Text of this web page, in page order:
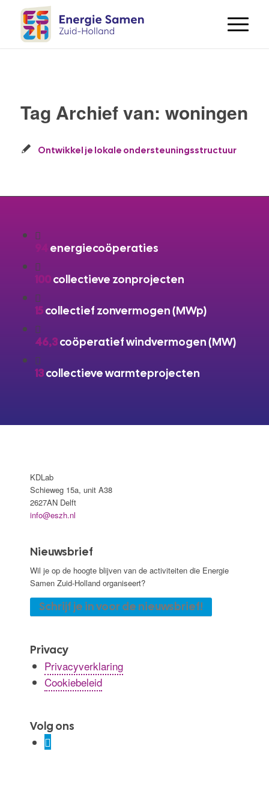
Tag Archief van:woningen
Ontwikkel je lokale ondersteuningsstructuur
94 energiecoöperaties
100collectieve zonprojecten
15collectief zonvermogen (MWp)
46,3coöperatief windvermogen (MW)
13collectieve warmteprojecten
KDLab
Schieweg 15a, unit A38
2627AN Delft
info@eszh.nl
Nieuwsbrief
Wil je op de hoogte blijven van de activiteiten die Energie
Samen Zuid-Holland organiseert?
Schrijf je in voor de nieuwsbrief!
Privacy
Privacyverklaring
Cookiebeleid
Volg ons